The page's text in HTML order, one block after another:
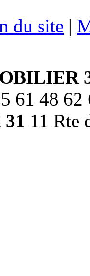
du site |
61 48
11 Rte